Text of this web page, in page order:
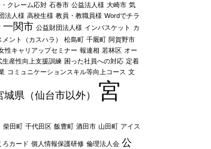
クレーム応対 石巻市 公益法人様 大崎市 気
法人様 高校生様 教員・教職員様 Wordでチラ
一関市 公益財団法人様 インバスケット カ
ント（カスハラ）
松島町 千厩町 阿賀野市
性キャリアップセミナー 報連相 若林区 オー
生産性向上支援訓練 困った社員への対応 定着
コミュニケーションスキル等向上コース 文
城県（仙台市以外）
宮
柴田町 千代田区 飯豊町 酒田市 山田町 アイス
ろカード 個人情報保護研修 倫理法人会 公